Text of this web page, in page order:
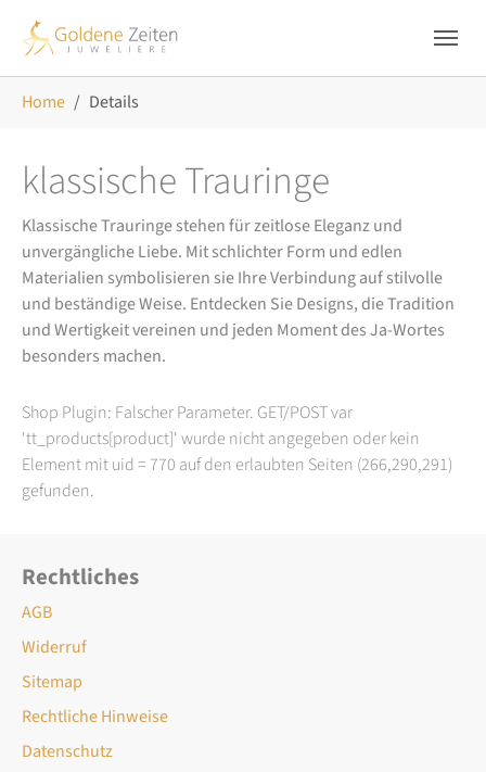
Home Details
klassische Trauringe
Klassische Trauringe stehen für zeitlose Eleganz und
unvergängliche Liebe. Mit schlichter Form und edlen
Materialien symbolisieren sie Ihre Verbindung auf stilvolle
und beständige Weise. Entdecken Sie Designs, die Tradition
und Wertigkeit vereinen und jeden Moment des Ja-Wortes
besonders machen.
Shop Plugin: Falscher Parameter. GET/POST var
'tt_products[product]' wurde nicht angegeben oder kein
Element mit uid = 770 auf den erlaubten Seiten (266,290,291)
gefunden.
Rechtliches
AGB
Widerruf
Sitemap
Rechtliche Hinweise
Datenschutz